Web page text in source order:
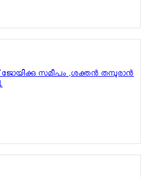
ജോയിക്കു സമീപം ,ശക്തൻ തമ്പുരാൻ